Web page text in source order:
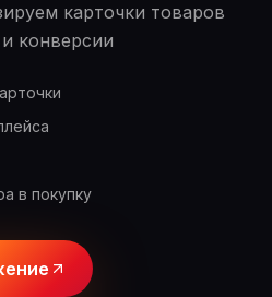
карточки товаров
конверсии
в покупку